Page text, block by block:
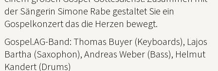
der Sängerin Simone Rabe gestaltet Sie ein
Gospelkonzert das die Herzen bewegt.
Gospel.AG-Band: Thomas Buyer (Keyboards), Lajos
Bartha (Saxophon), Andreas Weber (Bass), Helmut
Kandert (Drums)